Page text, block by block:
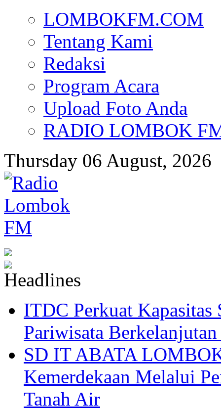
LOMBOKFM.COM
Tentang Kami
Redaksi
Program Acara
Upload Foto Anda
RADIO LOMBOK
Thursday 06 August, 2026
ITDC Perkuat
Pariwisata
SD IT ABATA
Kemerdekaan Melalui
Tanah Air